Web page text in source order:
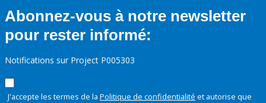
Abonnez-vous à notre newsletter
pour rester informé:
Notifications sur Project P005303
J'accepte les termes de la Politique de confidentialité et autorise que